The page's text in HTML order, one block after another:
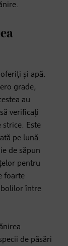
și apă.
grade,
au
verificați
strice. Este
pe lună.
de săpun
pentru
foarte
bolilor între
de păsări